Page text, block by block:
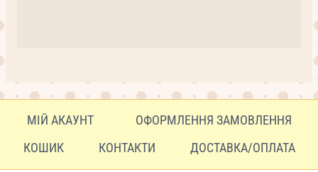
МІЙ АКАУНТ
ОФОРМЛЕННЯ ЗАМОВЛЕННЯ
КОШИК
КОНТАКТИ ДОСТАВКА/ОПЛАТА